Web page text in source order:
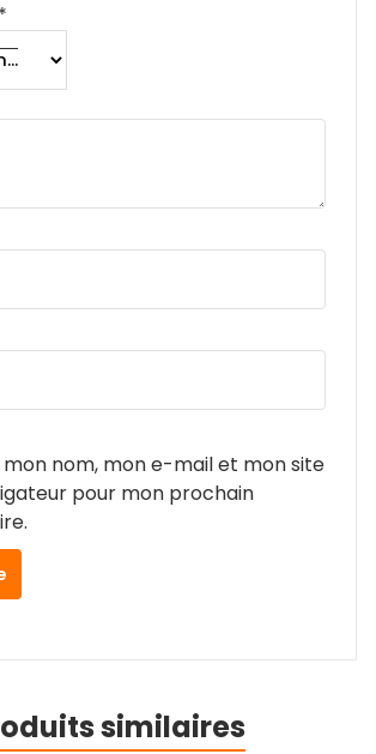
*
nom, mon e-mail et mon site
pour mon prochain
similaires